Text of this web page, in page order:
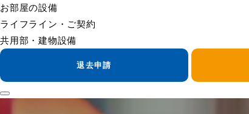
お部屋の設備
ライフライン・ご契約
共用部・建物設備
退去申請